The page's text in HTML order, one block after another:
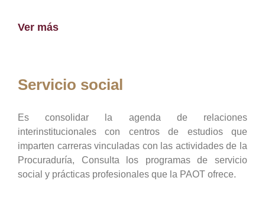
Ver más
Servicio social
Es consolidar la agenda de relaciones
interinstitucionales con centros de estudios que
imparten carreras vinculadas con las actividades de la
Procuraduría, Consulta los programas de servicio
social y prácticas profesionales que la PAOT ofrece.